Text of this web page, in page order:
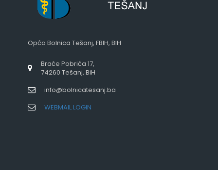
Opća Bolnica Tešanj, FBIH, BIH
Braće Pobrića 17,
74260 Tešanj, BiH
info@bolnicatesanj.ba
WEBMAIL LOGIN